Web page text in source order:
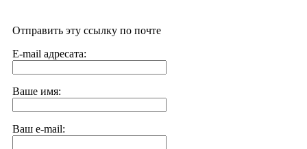
Отправить эту ссылку по почте
E-mail адресата:
Ваше имя:
Ваш e-mail: